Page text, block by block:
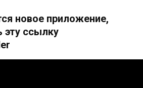
новое приложение,
ссылку